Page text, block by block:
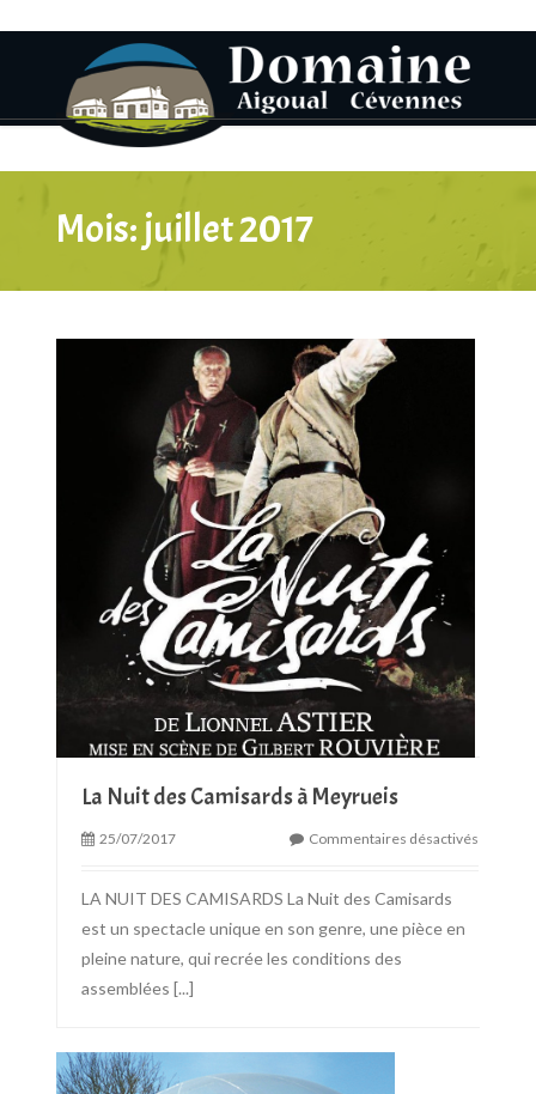
Mois:juillet 2017
La Nuit des Camisards à Meyrueis
25/07/2017 Commentaires désactivés
LA NUIT DES CAMISARDS La Nuit des Camisards
est un spectacle unique en son genre, une pièce en
pleine nature, qui recrée les conditions des
assemblées [...]